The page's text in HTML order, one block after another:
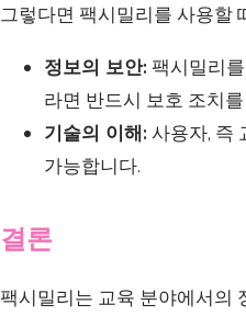
그렇다면 팩시밀리를 사용할
정보의 보안: 팩시밀리
라면 반드시 보호 조치
기술의 이해: 사용자, 즉
가능합니다.
결론
팩시밀리는 교육 분야에서의